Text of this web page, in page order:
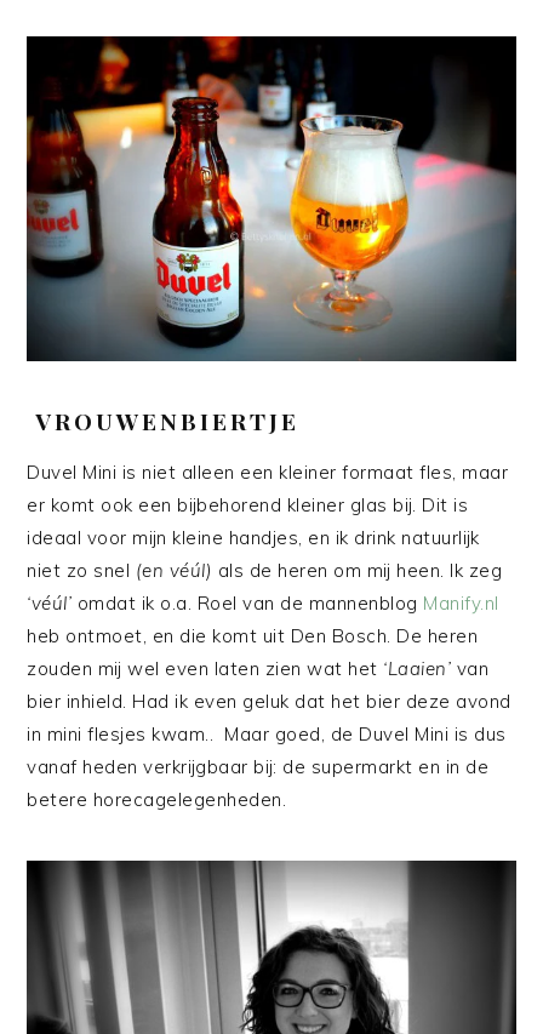
VROUWENBIERTJE
Duvel Mini is niet alleen een kleiner formaat fles, maar
er komt ook een bijbehorend kleiner glas bij. Dit is
ideaal voor mijn kleine handjes, en ik drink natuurlijk
niet zo snel (en véúl) als de heren om mij heen. Ik zeg
‘véúl’ omdat ik o.a. Roel van de mannenblog Manify.nl
heb ontmoet, en die komt uit Den Bosch. De heren
zouden mij wel even laten zien wat het ‘Laaien’ van
bier inhield. Had ik even geluk dat het bier deze avond
in mini flesjes kwam.. Maar goed, de Duvel Mini is dus
vanaf heden verkrijgbaar bij: de supermarkt en in de
betere horecagelegenheden.